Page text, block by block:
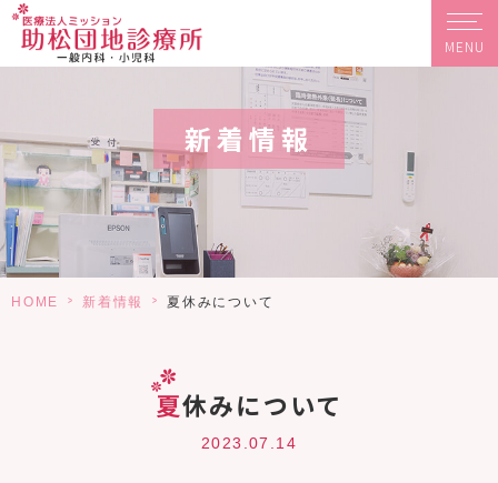
MENU
新着情報
HOME > 新着情報 > 夏休みについて
夏休みについて
2023.07.14